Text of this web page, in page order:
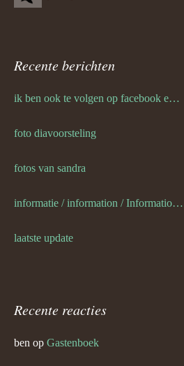
Recente berichten
ik ben ook te volgen op facebook en twitter
foto diavoorsteling
fotos van sandra
informatie / information / Informationen / l information
laatste update
Recente reacties
ben op Gastenboek